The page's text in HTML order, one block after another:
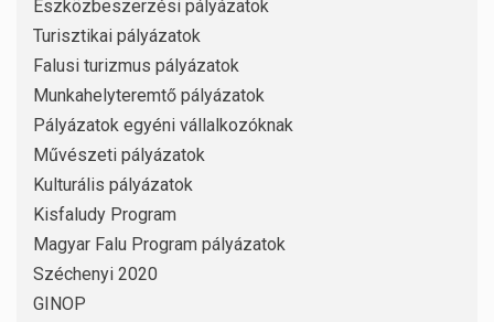
Eszközbeszerzési pályázatok
Turisztikai pályázatok
Falusi turizmus pályázatok
Munkahelyteremtő pályázatok
Pályázatok egyéni vállalkozóknak
Művészeti pályázatok
Kulturális pályázatok
Kisfaludy Program
Magyar Falu Program pályázatok
Széchenyi 2020
GINOP